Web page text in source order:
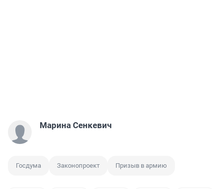
Марина Сенкевич
Госдума Законопроект Призыв в армию